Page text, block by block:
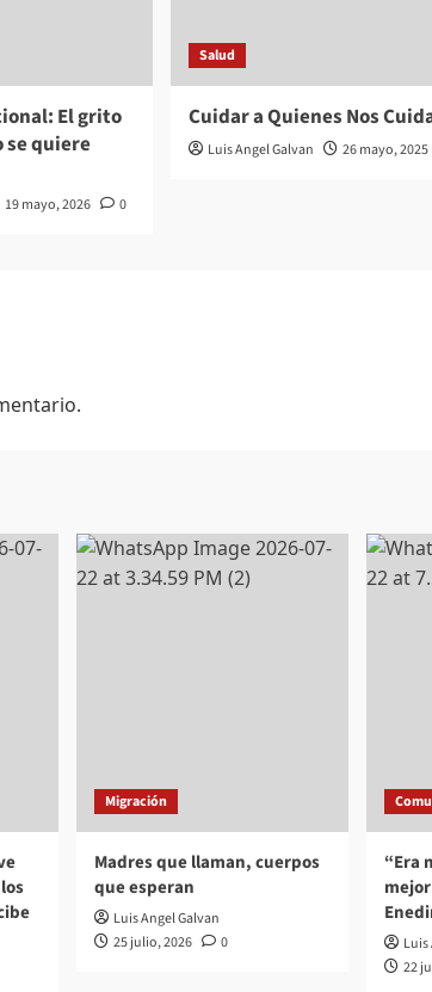
El grito
se quiere
19 mayo, 2026 0
Salud
Cuidar a Quienes Nos
Luis Angel Galvan 26 mayo, 2025
Migración
Madres que llaman, cuerpos
que esperan
Luis Angel Galvan
25 julio, 2026
0
“Era
Luis
22